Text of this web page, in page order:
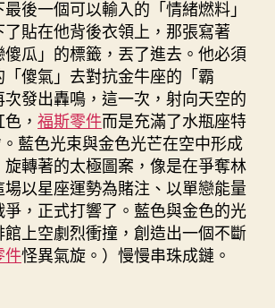
後一個可以輸入的「情緒燃料」
貼在他背後衣領上，那張寫著
傻瓜」的標籤，丟了進去。他必須
傻氣」去對抗金牛座的「霸
發出轟鳴，這一次，射向天空的
， 福斯零件而是充滿了水瓶座特
藍色光束與金色光芒在空中形成
轉著的太極圖案，像是在爭奪林
以星座運勢為賭注、以單戀能量
，正式打響了。藍色與金色的光
上空劇烈衝撞，創造出一個不斷
件怪異氣旋。）慢慢串珠成鏈。